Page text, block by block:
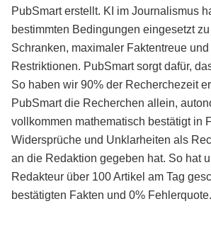
PubSmart erstellt. KI im Journalismus
bestimmten Bedingungen eingesetzt
Schranken, maximaler Faktentreue
Restriktionen. PubSmart sorgt dafür,
So haben wir 90% der Recherchezeit
PubSmart die Recherchen allein,
vollkommen mathematisch bestätigt in
Widersprüche und Unklarheiten als
an die Redaktion gegeben hat. So hat
Redakteur über 100 Artikel am Tag
bestätigten Fakten und 0% Fehlerquote.